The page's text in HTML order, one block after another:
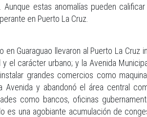
Aunque estas anomalías pueden
en Puerto La Cruz.
en Guaraguao llevaron al Puerto La
el carácter urbano; y la Avenida
grandes comercios como
Avenida y abandonó el área central
como bancos, oficinas
es una agobiante acumulación de